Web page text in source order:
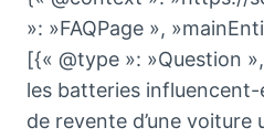
»: »FAQPage »,
[{« @type »: »Question
les batteries
de revente d’une voiture